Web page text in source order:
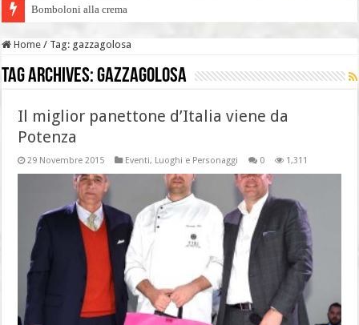
Bomboloni alla crema
Home / Tag: gazzagolosa
Tag Archives:gazzagolosa
Il miglior panettone d’Italia viene da
Potenza
29 Novembre 2015 Eventi, Luoghi e Personaggi 0 1,311